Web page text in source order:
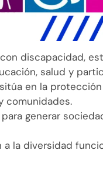
discapacidad,
salud y
en la
comunidades.
generar
la diversidad